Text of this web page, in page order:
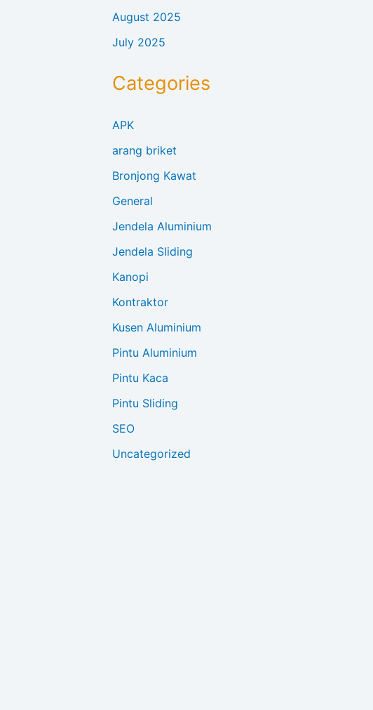
August 2025
July 2025
Categories
APK
arang briket
Bronjong Kawat
General
Jendela Aluminium
Jendela Sliding
Kanopi
Kontraktor
Kusen Aluminium
Pintu Aluminium
Pintu Kaca
Pintu Sliding
SEO
Uncategorized